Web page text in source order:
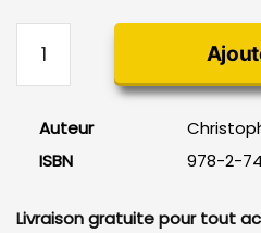
MySQL
OPTIMISEZ...
Auteur
ISBN
978-2-
Livraison gratuite pour tout